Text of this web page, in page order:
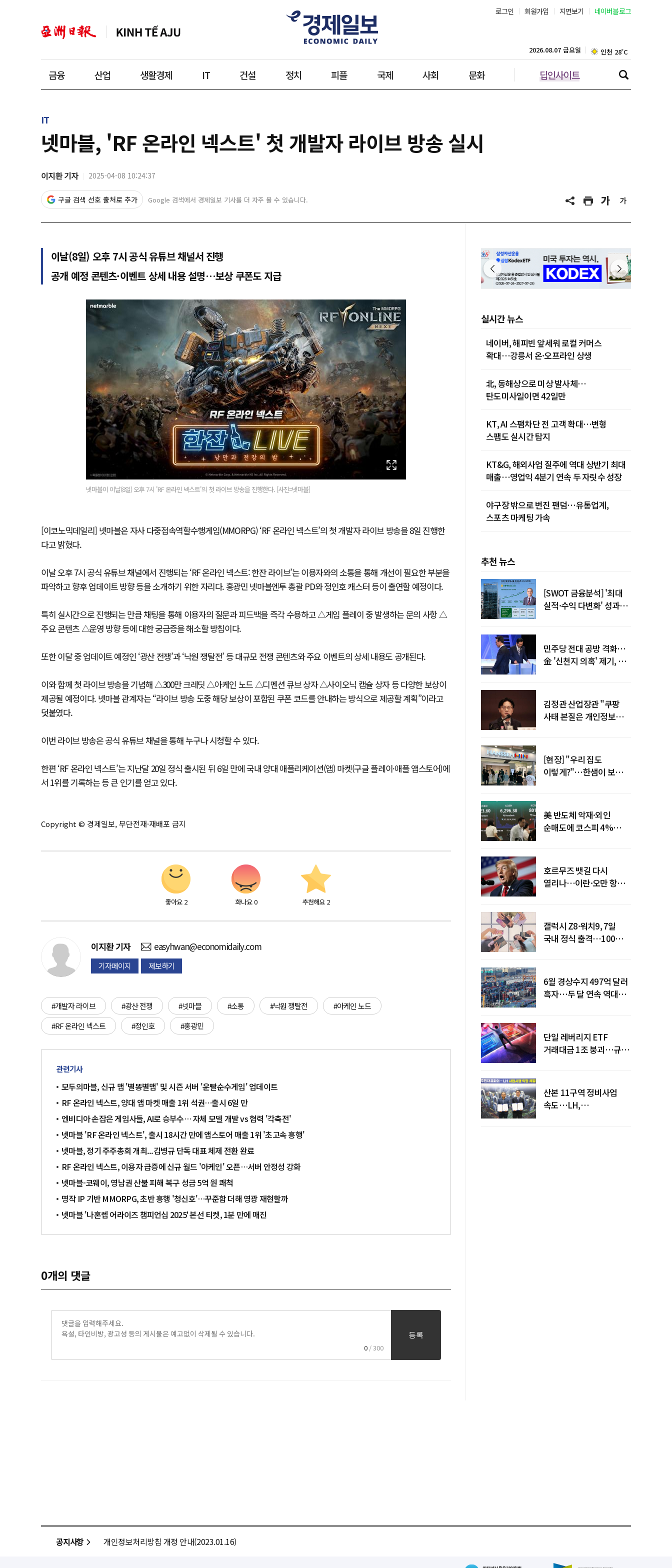
로그인 회원가입 지면보기 네이버블로그
금융 산업 생활경제 IT 건설 정치 피플 국제 사회 문화 딥인사이트
2026.08.07 금요일 인천 28˚C
광주 25˚C
IT
넷마블, 'RF 온라인 넥스트' 첫 개발자 라이브 방송 실시
이지환 기자 2025-04-08 10:24:37
구글 검색 선호 출처로 추가 Google 검색에서 경제일보 기사를 더 자주 볼 수 있습니다.
이날(8일) 오후 7시 공식 유튜브 채널서 진행
공개 예정 콘텐츠·이벤트 상세 내용 설명…보상 쿠폰도 지급
넷마블이 이날(8일) 오후 7시 'RF 온라인 넥스트'의 첫 라이브 방송을 진행한다. [사진=넷마블]
[이코노믹데일리] 넷마블은 자사 다중접속역할수행게임(MMORPG) ‘RF 온라인 넥스트’의 첫 개발자 라이브 방송을 8일 진행한
다고 밝혔다.
이날 오후 7시 공식 유튜브 채널에서 진행되는 ‘RF 온라인 넥스트: 한잔 라이브’는 이용자와의 소통을 통해 개선이 필요한 부분을
파악하고 향후 업데이트 방향 등을 소개하기 위한 자리다. 홍광민 넷마블엔투 총괄 PD와 정인호 캐스터 등이 출연할 예정이다.
특히 실시간으로 진행되는 만큼 채팅을 통해 이용자의 질문과 피드백을 즉각 수용하고 △게임 플레이 중 발생하는 문의 사항 △
주요 콘텐츠 △운영 방향 등에 대한 궁금증을 해소할 방침이다.
또한 이달 중 업데이트 예정인 ‘광산 전쟁’과 ‘낙원 쟁탈전’ 등 대규모 전쟁 콘텐츠와 주요 이벤트의 상세 내용도 공개된다.
이와 함께 첫 라이브 방송을 기념해 △300만 크레딧 △아케인 노드 △디멘션 큐브 상자 △사이오닉 캡슐 상자 등 다양한 보상이
제공될 예정이다. 넷마블 관계자는 “라이브 방송 도중 해당 보상이 포함된 쿠폰 코드를 안내하는 방식으로 제공할 계획”이라고
덧붙였다.
이번 라이브 방송은 공식 유튜브 채널을 통해 누구나 시청할 수 있다.
한편 ‘RF 온라인 넥스트’는 지난달 20일 정식 출시된 뒤 6일 만에 국내 양대 애플리케이션(앱) 마켓(구글 플레이·애플 앱스토어)에
서 1위를 기록하는 등 큰 인기를 얻고 있다.
Copyright © 경제일보, 무단전재·재배포 금지
좋아요 2 화나요 0 추천해요 2
이지환기자 easyhwan@economidaily.com
기자페이지 제보하기
#개발자 라이브 #광산 전쟁 #넷마블 #소통 #낙원 쟁탈전
#아케인 노드
#RF 온라인 넥스트
#정인호 #홍광민
관련기사
모두의마블, 신규 맵 '별똥별맵' 및 시즌 서버 '운빨순수게임' 업데이트
RF 온라인 넥스트, 양대 앱 마켓 매출 1위 석권…출시 6일 만
엔비디아 손잡은 게임사들, AI로 승부수… 자체 모델 개발 vs 협력 '각축전'
넷마블 'RF 온라인 넥스트', 출시 18시간 만에 앱스토어 매출 1위 '초고속 흥행'
넷마블, 정기 주주총회 개최...김병규 단독 대표 체제 전환 완료
RF 온라인 넥스트, 이용자 급증에 신규 월드 '아케인' 오픈…서버 안정성 강화
넷마블-코웨이, 영남권 산불 피해 복구 성금 5억 원 쾌척
명작 IP 기반 MMORPG, 초반 흥행 '청신호'…꾸준함 더해 영광 재현할까
넷마블 '나혼렙 어라이즈 챔피언십 2025' 본선 티켓, 1분 만에 매진
0개의 댓글
0 / 300
등록
실시간 뉴스
네이버, 해피빈 앞세워 로컬 커머스
확대…강릉서 온·오프라인 상생
北, 동해상으로 미상 발사체…
탄도미사일이면 42일만
KT, AI 스팸차단 전 고객 확대…변형
스팸도 실시간 탐지
KT&G, 해외사업 질주에 역대 상반기 최대
매출…영업익 4분기 연속 두 자릿수 성장
야구장 밖으로 번진 팬덤…유통업계,
스포츠 마케팅 가속
추천 뉴스
[SWOT 금융분석] '최대
실적·수익 다변화' 성과…
민주당 전대 공방 격화…
金 '신천지 의혹' 제기, 鄭
김정관 산업장관 "쿠팡
사태 본질은 개인정보
[현장] "우리 집도
이렇게?"…한샘이 보여준
美 반도체 악재·외인
순매도에 코스피 4%
호르무즈 뱃길 다시
열리나…이란·오만 항로
갤럭시 Z8·워치9, 7일
국내 정식 출격…100개국
6월 경상수지 497억 달러
흑자…두 달 연속 역대
단일 레버리지 ETF
거래대금 1조 붕괴…규제
산본 11구역 정비사업
속도…LH,
공지사항 개인정보처리방침 개정 안내(2023.01.16)